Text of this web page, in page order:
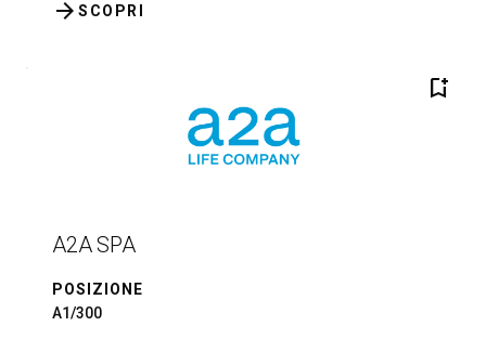
SCOPRI
arrow_forward
bookmark_add
A2A SPA
POSIZIONE
A1/300